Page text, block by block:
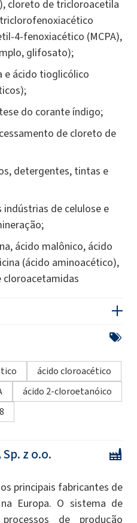
cloreto de tricloroacetila
triclorofenoxiacético
4-fenoxiacético (MCPA),
glifosato);
e ácido tioglicólico
do corante índigo;
de cloreto de
detergentes, tintas e
de celulose e
ácido malônico, ácido
(ácido aminoacético),
cloroacetamidas
ácido cloroacético
ácido 2-cloroetanóico
Sp. z o.o.
principais fabricantes de
Europa. O sistema de
de produção